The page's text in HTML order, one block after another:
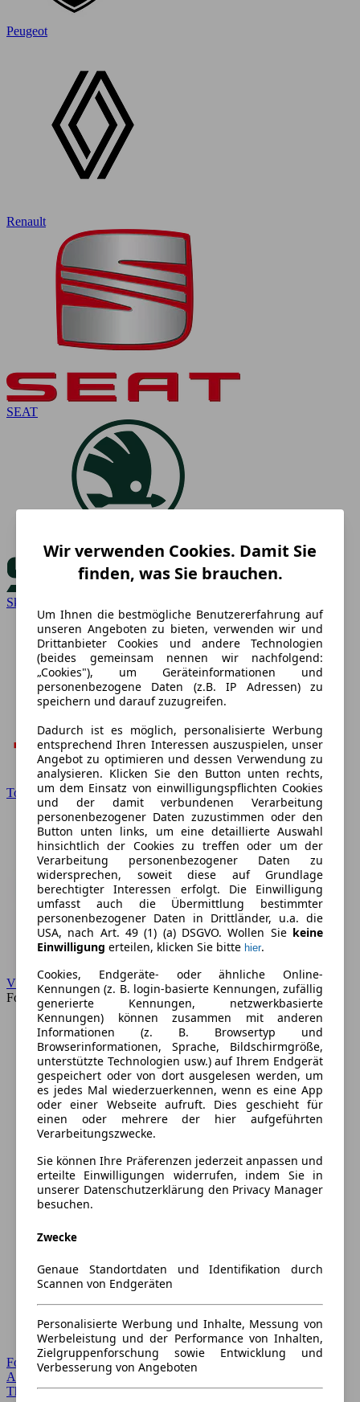
Peugeot
Renault
SEAT
Skoda
Toyota
VW
Forum
Forum Startseite
Alle Auto-Foren
Themen-Forum
Wir verwenden Cookies. Damit Sie
finden, was Sie brauchen.
Um Ihnen die bestmögliche Benutzererfahrung auf
unseren Angeboten zu bieten, verwenden wir und
Drittanbieter Cookies und andere Technologien
(beides gemeinsam nennen wir nachfolgend:
„Cookies"), um Geräteinformationen und
personenbezogene Daten (z.B. IP Adressen) zu
speichern und darauf zuzugreifen.
Dadurch ist es möglich, personalisierte Werbung
entsprechend Ihren Interessen auszuspielen, unser
Angebot zu optimieren und dessen Verwendung zu
analysieren. Klicken Sie den Button unten rechts,
um dem Einsatz von einwilligungspflichten Cookies
und der damit verbundenen Verarbeitung
personenbezogener Daten zuzustimmen oder den
Button unten links, um eine detaillierte Auswahl
hinsichtlich der Cookies zu treffen oder um der
Verarbeitung personenbezogener Daten zu
widersprechen, soweit diese auf Grundlage
berechtigter Interessen erfolgt. Die Einwilligung
umfasst auch die Übermittlung bestimmter
personenbezogener Daten in Drittländer, u.a. die
USA, nach Art. 49 (1) (a) DSGVO. Wollen Sie keine
Einwilligung erteilen, klicken Sie bitte hier.
Cookies, Endgeräte- oder ähnliche Online-
Kennungen (z. B. login-basierte Kennungen, zufällig
generierte Kennungen, netzwerkbasierte
Kennungen) können zusammen mit anderen
Informationen (z. B. Browsertyp und
Browserinformationen, Sprache, Bildschirmgröße,
unterstützte Technologien usw.) auf Ihrem Endgerät
gespeichert oder von dort ausgelesen werden, um
es jedes Mal wiederzuerkennen, wenn es eine App
oder einer Webseite aufruft. Dies geschieht für
einen oder mehrere der hier aufgeführten
Verarbeitungszwecke.
Sie können Ihre Präferenzen jederzeit anpassen und
erteilte Einwilligungen widerrufen, indem Sie in
unserer Datenschutzerklärung den Privacy Manager
besuchen.
Zwecke
Genaue Standortdaten und Identifikation durch
Scannen von Endgeräten
Personalisierte Werbung und Inhalte, Messung von
Werbeleistung und der Performance von Inhalten,
Zielgruppenforschung sowie Entwicklung und
Verbesserung von Angeboten